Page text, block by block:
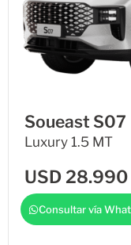
Soueast S07
Luxury 1.5 MT
USD 28.990
Consultar vía